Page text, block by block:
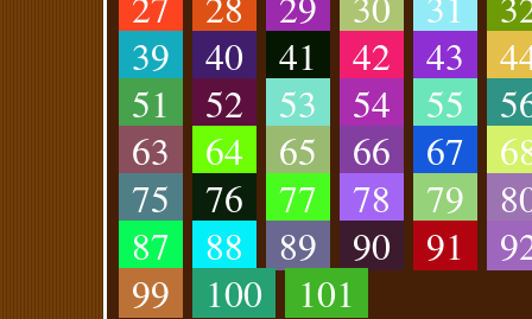
39
40 41 42 43
51
52 53 54 55
63
64 65 66 67
75
76 77 78 79
87
88 89 90 91
99
100 101